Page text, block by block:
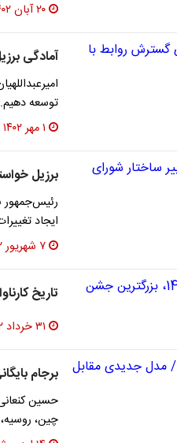
۲۰ آبان ۱۴۰۲
آمادگی
توسعه دهیم.
۱ مهر ۱۴۰۲
برزیل
رئیس‌جمهور
ایجاد
۷ شهریور ۱۴۰۲
تاریخ کارناوال 1402، بزرگترین جشن
۳۱ خرداد ۱۴۰۲
برجام
حسین
چین،